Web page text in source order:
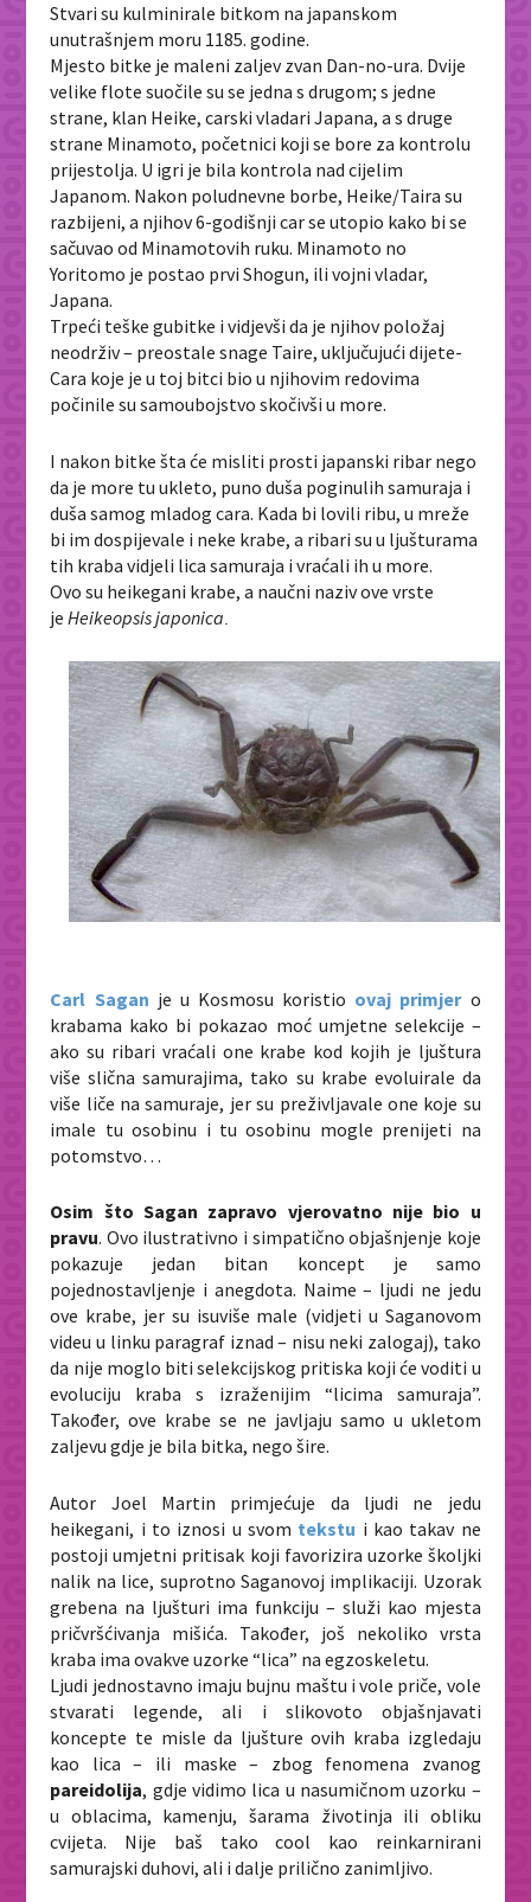
Stvari su kulminirale bitkom na japanskom
unutrašnjem moru 1185. godine.
Mjesto bitke je maleni zaljev zvan Dan-no-ura. Dvije
velike flote suočile su se jedna s drugom; s jedne
strane, klan Heike, carski vladari Japana, a s druge
strane Minamoto, početnici koji se bore za kontrolu
prijestolja. U igri je bila kontrola nad cijelim
Japanom. Nakon poludnevne borbe, Heike/Taira su
razbijeni, a njihov 6-godišnji car se utopio kako bi se
sačuvao od Minamotovih ruku. Minamoto no
Yoritomo je postao prvi Shogun, ili vojni vladar,
Japana.
Trpeći teške gubitke i vidjevši da je njihov položaj
neodrživ – preostale snage Taire, uključujući dijete-
Cara koje je u toj bitci bio u njihovim redovima
počinile su samoubojstvo skočivši u more.
I nakon bitke šta će misliti prosti japanski ribar nego
da je more tu ukleto, puno duša poginulih samuraja i
duša samog mladog cara. Kada bi lovili ribu, u mreže
bi im dospijevale i neke krabe, a ribari su u ljušturama
tih kraba vidjeli lica samuraja i vraćali ih u more.
Ovo su heikegani krabe, a naučni naziv ove vrste
jeHeikeopsis japonica
Carl Sagan je u Kosmosu koristio ovaj primjero
krabama kako bi pokazao moć umjetne selekcije –
ako su ribari vraćali one krabe kod kojih je ljuštura
više slična samurajima, tako su krabe evoluirale da
više liče na samuraje, jer su preživljavale one koje su
imale tu osobinu i tu osobinu mogle prenijeti na
potomstvo…
Osim što Sagan zapravo vjerovatno nije bio u
pravu. Ovo ilustrativno i simpatično objašnjenje koje
pokazuje jedan bitan koncept je samo
pojednostavljenje i anegdota. Naime – ljudi ne jedu
ove krabe, jer su isuviše male (vidjeti u Saganovom
videu u linku paragraf iznad – nisu neki zalogaj), tako
da nije moglo biti selekcijskog pritiska koji će voditi u
evoluciju kraba s izraženijim “licima samuraja”.
Također, ove krabe se ne javljaju samo u ukletom
zaljevu gdje je bila bitka, nego šire.
Autor Joel Martin primjećuje da ljudi ne jedu
heikegani, i to iznosi u svom tekstu i kao takav ne
postoji umjetni pritisak koji favorizira uzorke školjki
nalik na lice, suprotno Saganovoj implikaciji. Uzorak
grebena na ljušturi ima funkciju – služi kao mjesta
pričvršćivanja mišića. Također, još nekoliko vrsta
kraba ima ovakve uzorke “lica” na egzoskeletu.
Ljudi jednostavno imaju bujnu maštu i vole priče, vole
stvarati legende, ali i slikovoto objašnjavati
koncepte te misle da ljušture ovih kraba izgledaju
kao lica – ili maske – zbog fenomena zvanog
pareidolija, gdje vidimo lica u nasumičnom uzorku –
u oblacima, kamenju, šarama životinja ili obliku
cvijeta. Nije baš tako cool kao reinkarnirani
samurajski duhovi, ali i dalje prilično zanimljivo.